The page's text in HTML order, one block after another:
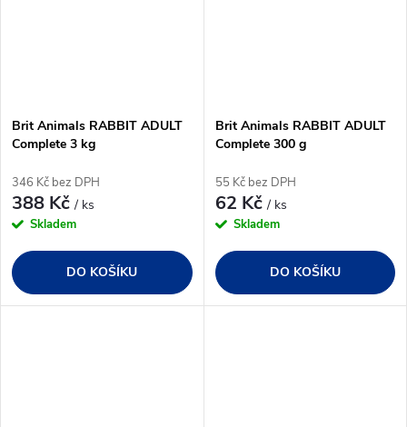
Brit Animals RABBIT ADULT
Complete 3 kg
346 Kč bez DPH
388 Kč/ ks
Skladem
DO KOŠÍKU
Brit Animals RABBIT ADULT
Complete 300 g
55 Kč bez DPH
62 Kč/ ks
Skladem
DO KOŠÍKU